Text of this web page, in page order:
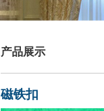
产品展示
磁铁扣